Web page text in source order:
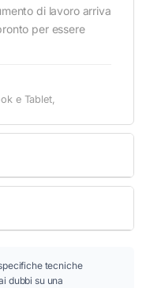
di lavoro arriva
per essere
e Tablet,
tecniche
dubbi su una